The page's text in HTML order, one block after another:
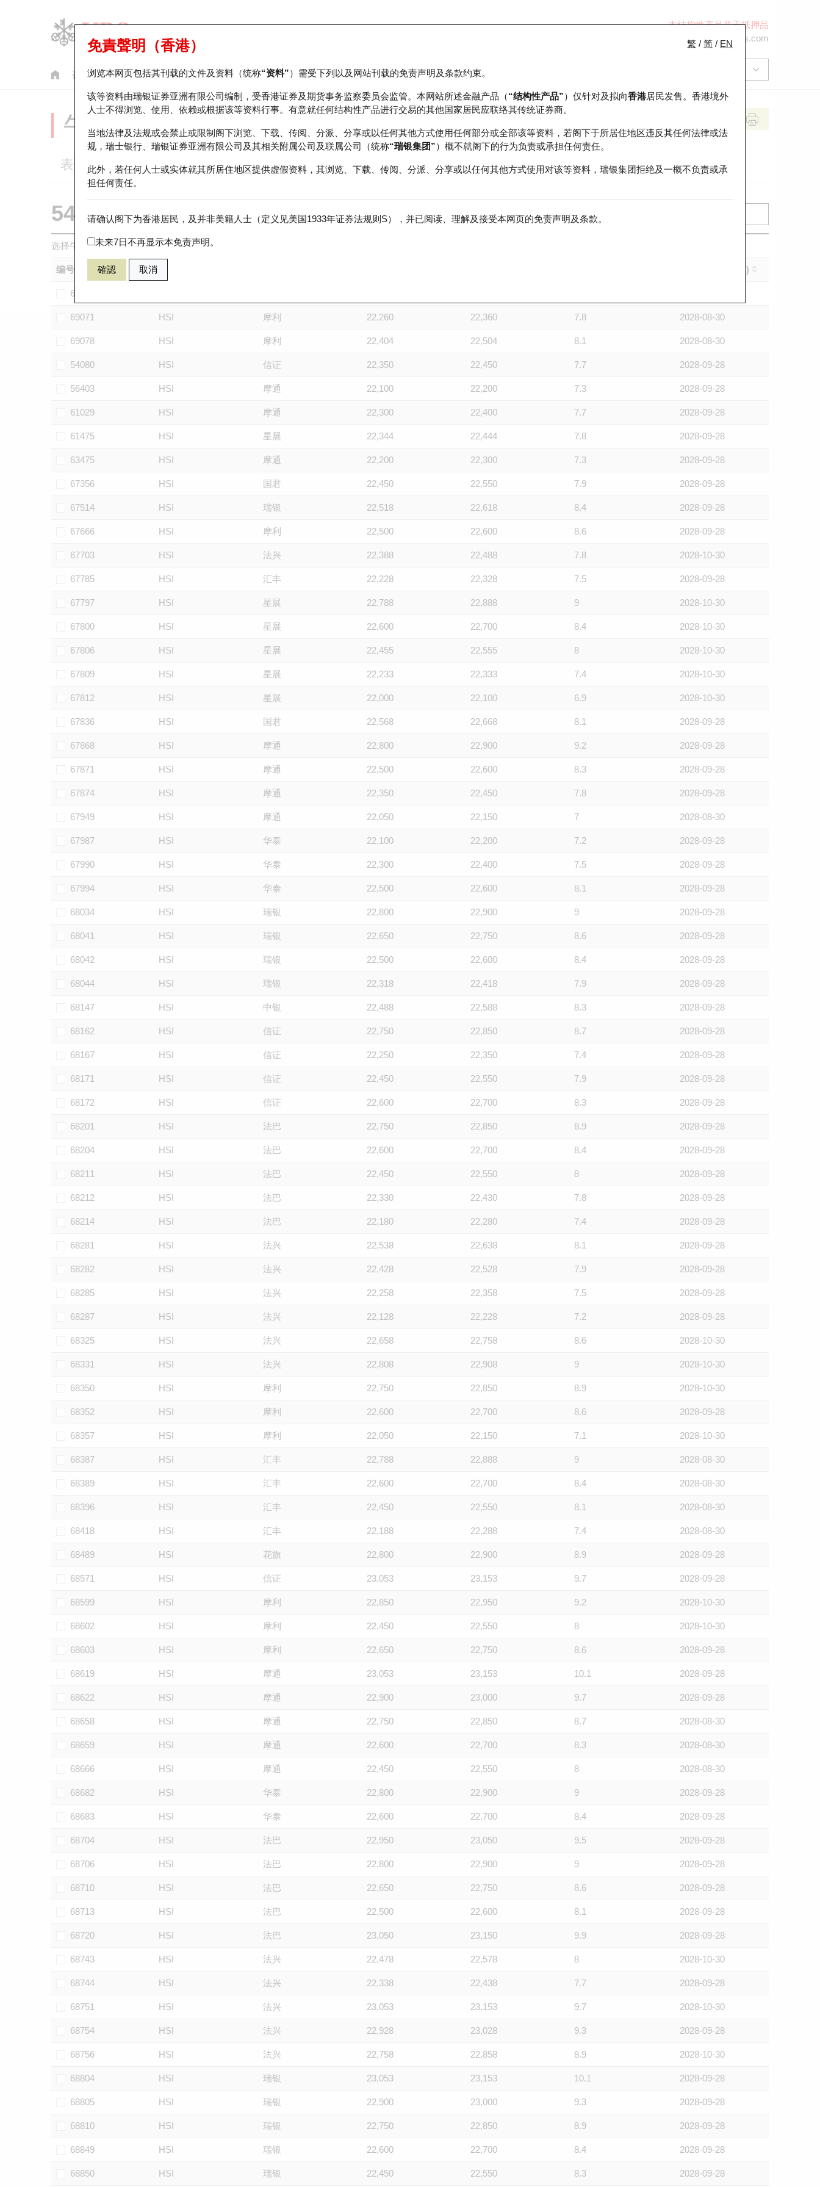
本结构性产品并无抵押品
ol-hkwarrants@ubs.com
认股证 牛熊证 美股指数产品 轮证市场统计 正股数据及市场统计 瑞银轮证教室
繁 / 简 / EN
免責聲明（香港）
浏览本网页包括其刊载的文件及资料（统称“资料”）需受下列以及网站刊载的免责声明及条款约束。
该等资料由瑞银证券亚洲有限公司编制，受香港证券及期货事务监察委员会监管。本网站所述金融产品（“结构性产品”）仅针对及拟向香港居民发售。香港境外
人士不得浏览、使用、依赖或根据该等资料行事。有意就任何结构性产品进行交易的其他国家居民应联络其传统证券商。
当地法律及法规或会禁止或限制阁下浏览、下载、传阅、分派、分享或以任何其他方式使用任何部分或全部该等资料，若阁下于所居住地区违反其任何法律或法
规，瑞士银行、瑞银证券亚洲有限公司及其相关附属公司及联属公司（统称“瑞银集团”）概不就阁下的行为负责或承担任何责任。
此外，若任何人士或实体就其所居住地区提供虚假资料，其浏览、下载、传阅、分派、分享或以任何其他方式使用对该等资料，瑞银集团拒绝及一概不负责或承
担任何责任。
请确认阁下为香港居民，及并非美籍人士（定义见美国1933年证券法规则S），并已阅读、理解及接受本网页的免责声明及条款。
未来7日不再显示本免责声明。
確認 取消
牛熊证分析仪
表现 街货统计 比较
54760 瑞银牛证 HSI 恒生指数
选择牛熊证作比较 *你可以选择最多五只牛熊证
编号 到期日 (年-月-日)
69050
69071 HSI 摩利 22,260 22,360 7.8 2028-08-30
69078 HSI 摩利 22,404 22,504 8.1 2028-08-30
54080 HSI 信证 22,350 22,450 7.7 2028-09-28
56403 HSI 摩通 22,100 22,200 7.3 2028-09-28
61029 HSI 摩通 22,300 22,400 7.7 2028-09-28
61475 HSI 星展 22,344 22,444 7.8 2028-09-28
63475 HSI 摩通 22,200 22,300 7.3 2028-09-28
67356 HSI 国君 22,450 22,550 7.9 2028-09-28
67514 HSI 瑞银 22,518 22,618 8.4 2028-09-28
67666 HSI 摩利 22,500 22,600 8.6 2028-09-28
67703 HSI 法兴 22,388 22,488 7.8 2028-10-30
67785 HSI 汇丰 22,228 22,328 7.5 2028-09-28
67797 HSI 星展 22,788 22,888 9 2028-10-30
67800 HSI 星展 22,600 22,700 8.4 2028-10-30
67806 HSI 星展 22,455 22,555 8 2028-10-30
67809 HSI 星展 22,233 22,333 7.4 2028-10-30
67812 HSI 星展 22,000 22,100 6.9 2028-10-30
67836 HSI 国君 22,568 22,668 8.1 2028-09-28
67868 HSI 摩通 22,800 22,900 9.2 2028-09-28
67871 HSI 摩通 22,500 22,600 8.3 2028-09-28
67874 HSI 摩通 22,350 22,450 7.8 2028-09-28
67949 HSI 摩通 22,050 22,150 7 2028-08-30
67987 HSI 华泰 22,100 22,200 7.2 2028-09-28
67990 HSI 华泰 22,300 22,400 7.5 2028-09-28
67994 HSI 华泰 22,500 22,600 8.1 2028-09-28
68034 HSI 瑞银 22,800 22,900 9 2028-09-28
68041 HSI 瑞银 22,650 22,750 8.6 2028-09-28
68042 HSI 瑞银 22,500 22,600 8.4 2028-09-28
68044 HSI 瑞银 22,318 22,418 7.9 2028-09-28
68147 HSI 中银 22,488 22,588 8.3 2028-09-28
68162 HSI 信证 22,750 22,850 8.7 2028-09-28
68167 HSI 信证 22,250 22,350 7.4 2028-09-28
68171 HSI 信证 22,450 22,550 7.9 2028-09-28
68172 HSI 信证 22,600 22,700 8.3 2028-09-28
68201 HSI 法巴 22,750 22,850 8.9 2028-09-28
68204 HSI 法巴 22,600 22,700 8.4 2028-09-28
68211 HSI 法巴 22,450 22,550 8 2028-09-28
68212 HSI 法巴 22,330 22,430 7.8 2028-09-28
68214 HSI 法巴 22,180 22,280 7.4 2028-09-28
68281 HSI 法兴 22,538 22,638 8.1 2028-09-28
68282 HSI 法兴 22,428 22,528 7.9 2028-09-28
68285 HSI 法兴 22,258 22,358 7.5 2028-09-28
68287 HSI 法兴 22,128 22,228 7.2 2028-09-28
68325 HSI 法兴 22,658 22,758 8.6 2028-10-30
68331 HSI 法兴 22,808 22,908 9 2028-10-30
68350 HSI 摩利 22,750 22,850 8.9 2028-10-30
68352 HSI 摩利 22,600 22,700 8.6 2028-09-28
68357 HSI 摩利 22,050 22,150 7.1 2028-10-30
68387 HSI 汇丰 22,788 22,888 9 2028-08-30
68389 HSI 汇丰 22,600 22,700 8.4 2028-08-30
68396 HSI 汇丰 22,450 22,550 8.1 2028-08-30
68418 HSI 汇丰 22,188 22,288 7.4 2028-08-30
68489 HSI 花旗 22,800 22,900 8.9 2028-09-28
68571 HSI 信证 23,053 23,153 9.7 2028-09-28
68599 HSI 摩利 22,850 22,950 9.2 2028-10-30
68602 HSI 摩利 22,450 22,550 8 2028-10-30
68603 HSI 摩利 22,650 22,750 8.6 2028-09-28
68619 HSI 摩通 23,053 23,153 10.1 2028-09-28
68622 HSI 摩通 22,900 23,000 9.7 2028-09-28
68658 HSI 摩通 22,750 22,850 8.7 2028-08-30
68659 HSI 摩通 22,600 22,700 8.3 2028-08-30
68666 HSI 摩通 22,450 22,550 8 2028-08-30
68682 HSI 华泰 22,800 22,900 9 2028-09-28
68683 HSI 华泰 22,600 22,700 8.4 2028-09-28
68704 HSI 法巴 22,950 23,050 9.5 2028-09-28
68706 HSI 法巴 22,800 22,900 9 2028-09-28
68710 HSI 法巴 22,650 22,750 8.6 2028-09-28
68713 HSI 法巴 22,500 22,600 8.1 2028-09-28
68720 HSI 法巴 23,050 23,150 9.9 2028-09-28
68743 HSI 法兴 22,478 22,578 8 2028-10-30
68744 HSI 法兴 22,338 22,438 7.7 2028-09-28
68751 HSI 法兴 23,053 23,153 9.7 2028-10-30
68754 HSI 法兴 22,928 23,028 9.3 2028-09-28
68756 HSI 法兴 22,758 22,858 8.9 2028-10-30
68804 HSI 瑞银 23,053 23,153 10.1 2028-09-28
68805 HSI 瑞银 22,900 23,000 9.3 2028-09-28
68810 HSI 瑞银 22,750 22,850 8.9 2028-09-28
68849 HSI 瑞银 22,600 22,700 8.4 2028-09-28
68850 HSI 瑞银 22,450 22,550 8.3 2028-09-28